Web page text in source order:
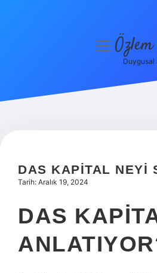
Hakkımızda
menüyü
Duygusal
DAS KAPITAL NEYI
Tarih: Aralık 19, 2024
DAS